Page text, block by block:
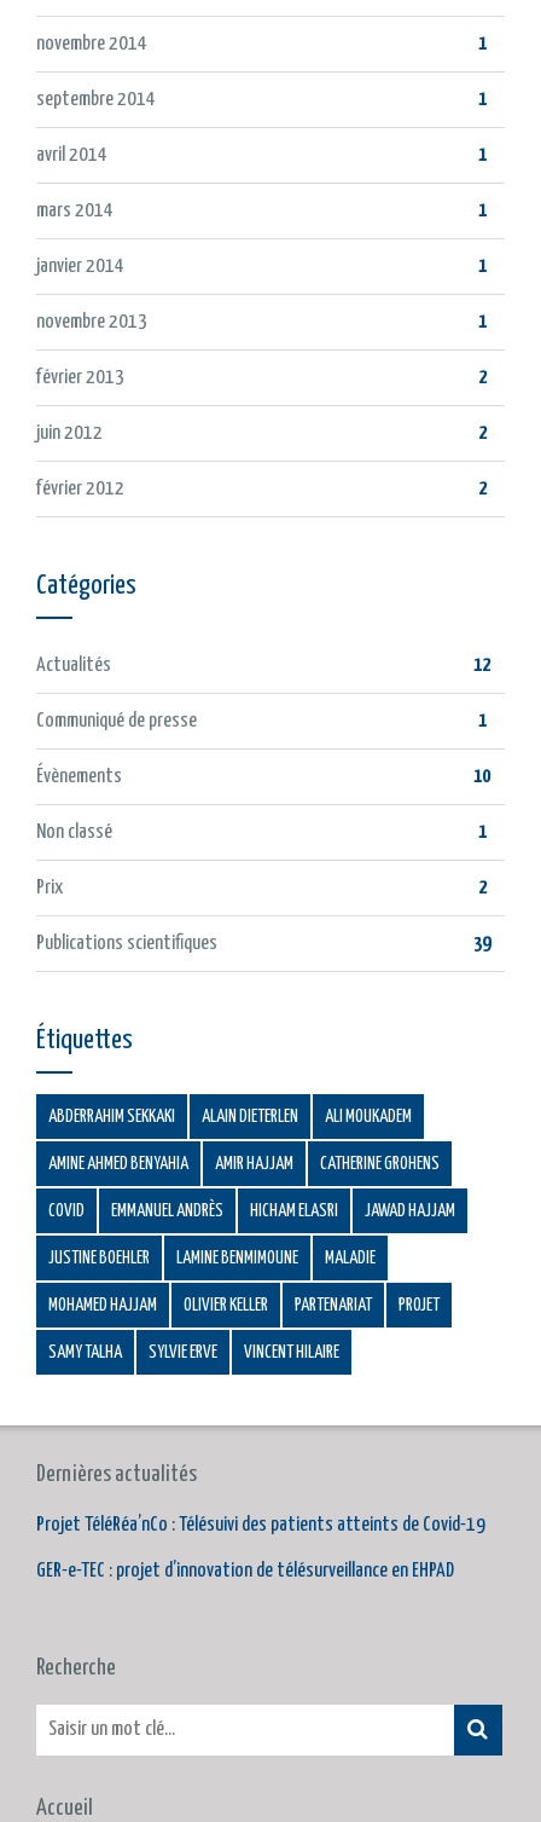
novembre 2014 1
septembre 2014 1
avril 2014 1
mars 2014 1
janvier 2014 1
novembre 2013 1
février 2013 2
juin 2012 2
février 2012 2
Catégories
Actualités 12
Communiqué de presse 1
Évènements 10
Non classé 1
Prix 2
Publications scientifiques 39
Étiquettes
ABDERRAHIM SEKKAKI ALAIN DIETERLEN ALI MOUKADEM
AMINE AHMED BENYAHIA AMIR HAJJAM CATHERINE GROHENS
COVID EMMANUEL ANDRÈS HICHAM ELASRI JAWAD HAJJAM
JUSTINE BOEHLER LAMINE BENMIMOUNE MALADIE
MOHAMED HAJJAM OLIVIER KELLER PARTENARIAT PROJET
SAMY TALHA SYLVIE ERVE VINCENT HILAIRE
Dernières actualités
Projet TéléRéa’nCo : Télésuivi des patients atteints de Covid-19
GER-e-TEC : projet d’innovation de télésurveillance en EHPAD
Recherche
Accueil